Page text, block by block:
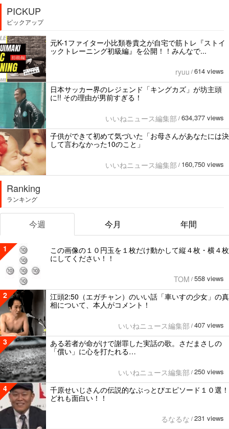
PICKUP
ピックアップ
元K-1ファイター小比類巻貴之が自宅で筋トレ『ストイ
ックトレーニング初級編』を公開！！みんなで...
ryuu / 614 views
日本サッカー界のレジェンド「キングカズ」が坊主頭
に!! その理由が男前すぎる！
いいねニュース編集部 / 634,377 views
子供ができて初めて気づいた「お母さんがあなたには決
して言わなかった10のこと」
いいねニュース編集部 / 160,750 views
Ranking
ランキング
今週 今月 年間
1
この画像の１０円玉を１枚だけ動かして縦４枚・横４枚
にしてください！！
TOM / 558 views
2
江頭2:50（エガチャン）のいい話「車いすの少女」の真
相について、本人がコメント！
いいねニュース編集部 / 407 views
3
ある若者が命がけで謝罪した実話の歌。さだまさしの
「償い」に心を打たれる…
いいねニュース編集部 / 250 views
4
千原せいじさんの伝説的なぶっとびエピソード１０選！
どれも面白い！！
るなるな / 231 views